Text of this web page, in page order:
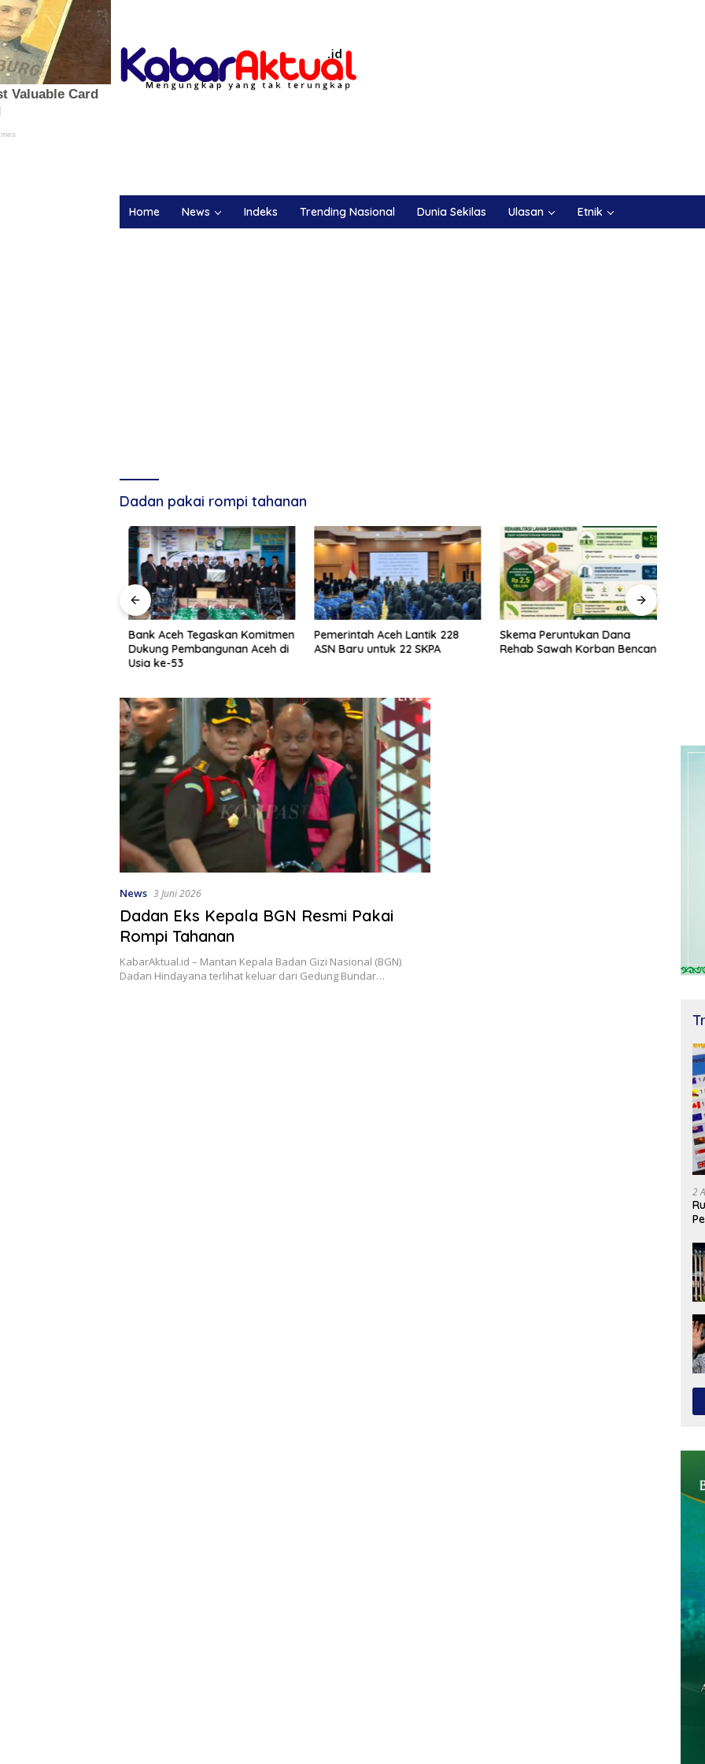
Home News Indeks Trending Nasional Dunia Sekilas Ulasan Etnik
Dadan pakai rompi tahanan
Bank Aceh Tegaskan Komitmen
Dukung Pembangunan Aceh di
Usia ke-53
Pemerintah Aceh Lantik 228
ASN Baru untuk 22 SKPA
Skema Peruntukan Dana
Rehab Sawah Korban Bencana
News 3 Juni 2026
Dadan Eks Kepala BGN Resmi Pakai
Rompi Tahanan
KabarAktual.id – Mantan Kepala Badan Gizi Nasional (BGN)
Dadan Hindayana terlihat keluar dari Gedung Bundar…
2